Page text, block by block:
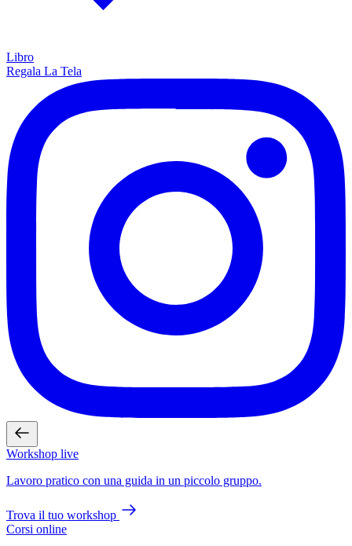
Libro
Regala La Tela
Workshop live
Lavoro pratico con una guida in un piccolo gruppo.
Trova il tuo workshop
Corsi online